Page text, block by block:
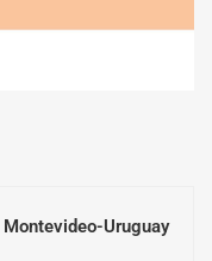
Uruguay